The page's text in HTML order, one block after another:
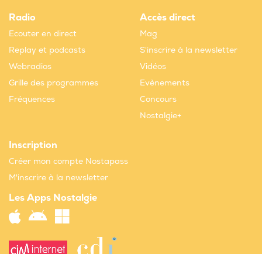
Radio
Ecouter en direct
Replay et podcasts
Webradios
Grille des programmes
Fréquences
Accès direct
Mag
S'inscrire à la newsletter
Vidéos
Evènements
Concours
Nostalgie+
Inscription
Créer mon compte Nostapass
M'inscrire à la newsletter
Les Apps Nostalgie